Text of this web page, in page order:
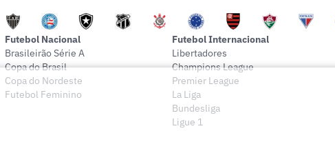
Futebol Nacional
Brasileirão Série A
Copa do Brasil
Copa do Nordeste
Futebol Feminino
Futebol Internacional
Libertadores
Champions League
Premier League
La Liga
Bundesliga
Ligue 1